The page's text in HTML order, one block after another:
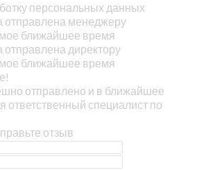
персональных данных
отправлена менеджеру
ближайшее время
директору
ближайшее время
отправлено и в ближайшее
ответственный специалист по
отзыв